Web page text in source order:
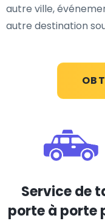
autre ville,
autre destination
Service de
porte à porte